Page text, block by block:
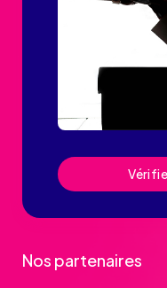
Nos partenaires